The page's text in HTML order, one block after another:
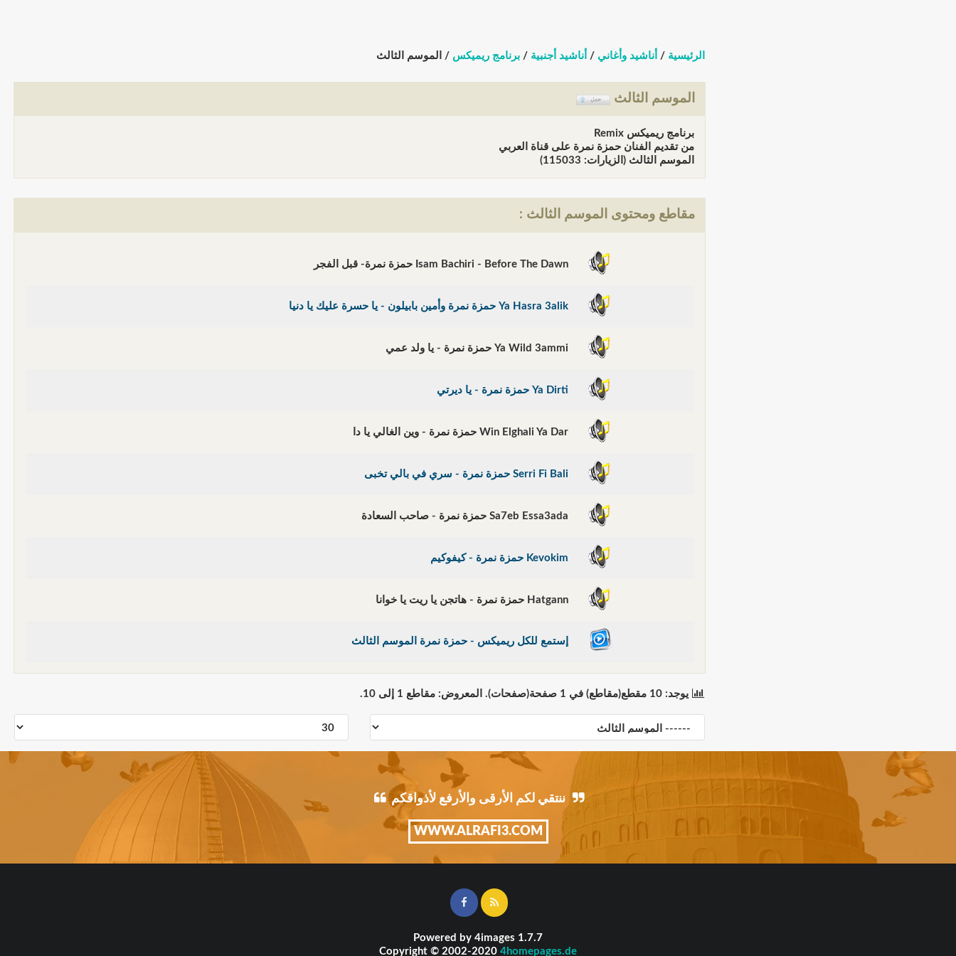
الرئيسية / أناشيد وأغاني / أناشيد أجنبية /برنامج ريميكس / الموسم الثالث
الموسم الثالث
برنامج ريميكس Remix
من تقديم الفنان حمزة نمرة على قناة العربي
الموسم الثالث (الزيارات: 115033)
مقاطع ومحتوى الموسم الثالث :
Isam Bachiri - Before The Dawn حمزة نمرة- قبل الفجر
Ya Hasra 3alik حمزة نمرة وأمين بابيلون - يا حسرة عليك يا دنيا
Win Elghali Ya Dar حمزة نمرة - وين الغالي يا دا
Hatgann حمزة نمرة - هاتجن يا ريت يا خوانا
إستمع للكل ريميكس - حمزة نمرة الموسم الثالث
يوجد: 10 مقطع(مقاطع) في 1 صفحة(صفحات). المعروض: مقاطع 1 إلى 10.
ننتقي لكم الأرقى والأرفع لأذواقكم
WWW.ALRAFI3.COM
Powered by 4images 1.7.7
Copyright © 2002-2020 4homepages.de